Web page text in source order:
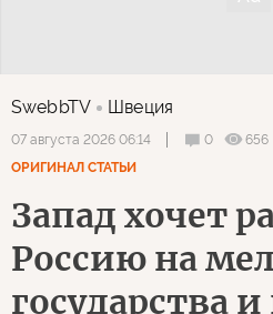
SwebbTV Швеция
07 августа 2026 06:14 0
656
ОРИГИНАЛ СТАТЬИ
Запад хочет
Россию на
государства